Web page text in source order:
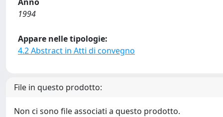
1994
Appare nelle tipologie:
4.2 Abstract in Atti di convegno
File in questo prodotto:
Non ci sono file associati a questo prodotto.